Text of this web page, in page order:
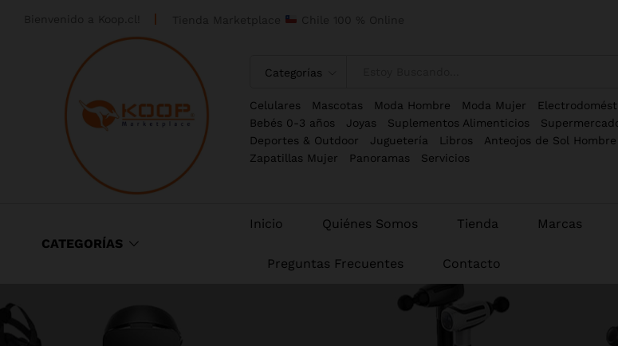
Categorías
Celulares Mascotas Moda Hombre Moda Mujer
Bebés 0-3 años
Joyas Suplementos Alimenticios
Deportes & Outdoor
Juguetería Libros Anteojos de Sol Hombre
Zapatillas Mujer
Panoramas Servicios
CATEGORÍAS
Inicio Quiénes Somos Tienda Marcas
Preguntas Frecuentes Contacto